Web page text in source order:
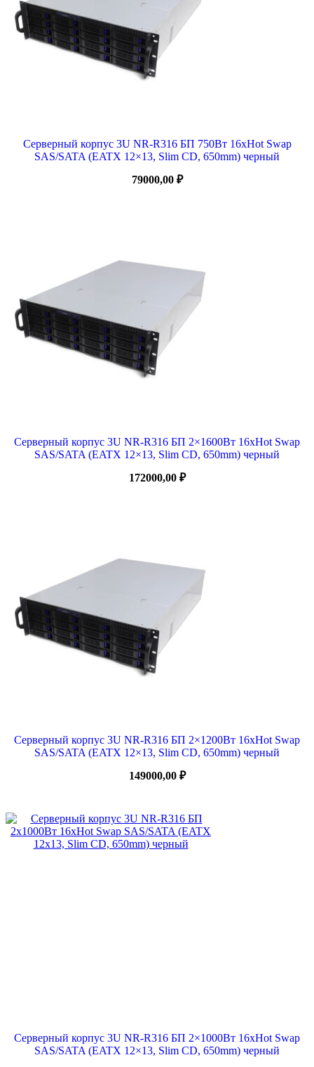
Серверный корпус 3U NR-R316 БП 750Вт 16xHot Swap
SAS/SATA (EATX 12×13, Slim CD, 650mm) черный
79000,00 ₽
Серверный корпус 3U NR-R316 БП 2×1600Вт 16xHot Swap
SAS/SATA (EATX 12×13, Slim CD, 650mm) черный
172000,00 ₽
Серверный корпус 3U NR-R316 БП 2×1200Вт 16xHot Swap
SAS/SATA (EATX 12×13, Slim CD, 650mm) черный
149000,00 ₽
Серверный корпус 3U NR-R316 БП 2×1000Вт 16xHot Swap
SAS/SATA (EATX 12×13, Slim CD, 650mm) черный